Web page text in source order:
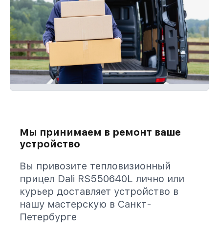
Мы принимаем в ремонт ваше
устройство
Вы привозите тепловизионный
прицел Dali RS550640L лично или
курьер доставляет устройство в
нашу мастерскую в Санкт-
Петербурге